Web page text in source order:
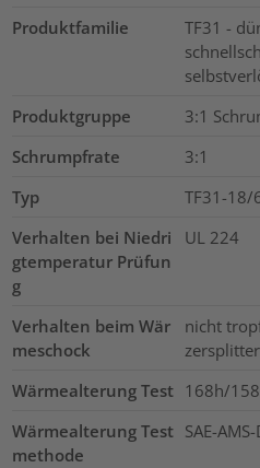
Produktfamilie
TF31 -
Produktgruppe
3:1
Schrumpfrate
3:1
Typ
TF31-18/
Verhalten bei Niedri
gtemperatur Prüfun
g
UL 224
Verhalten beim Wär
meschock
nicht
Wärmealterung Test 168h/
Wärmealterung Test
methode
SAE-